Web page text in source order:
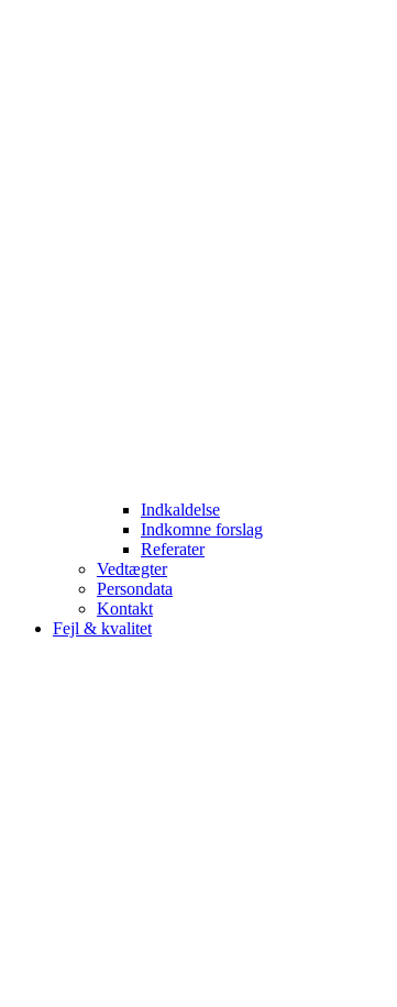
Indkaldelse
Indkomne forslag
Referater
Vedtægter
Persondata
Kontakt
Fejl & kvalitet